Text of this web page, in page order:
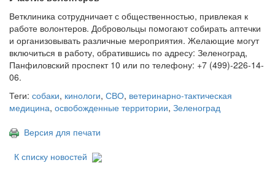
Ветклиника сотрудничает с общественностью, привлекая к
работе волонтеров. Добровольцы помогают собирать аптечки
и организовывать различные мероприятия. Желающие могут
включиться в работу, обратившись по адресу: Зеленоград,
Панфиловский проспект 10 или по телефону: +7 (499)-226-14-
06.
Теги: собаки, кинологи, СВО, ветеринарно-тактическая
медицина, освобожденные территории, Зеленоград
Версия для печати
К списку новостей